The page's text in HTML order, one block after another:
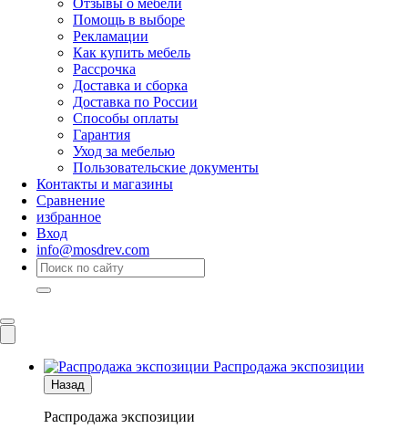
Отзывы о мебели
Помощь в выборе
Рекламации
Как купить мебель
Рассрочка
Доставка и сборка
Доставка по России
Способы оплаты
Гарантия
Уход за мебелью
Пользовательские документы
Контакты и магазины
Сравнение
избранное
Вход
info@mosdrev.com
Распродажа экспозиции
Назад
Распродажа экспозиции